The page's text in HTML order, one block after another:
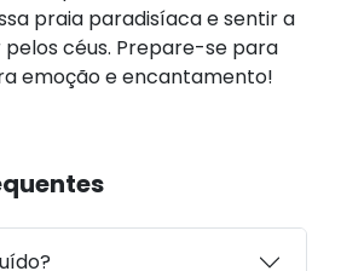
praia paradisíaca e sentir a
céus. Prepare-se para
emoção e encantamento!